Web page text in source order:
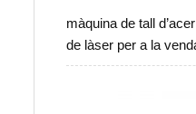
màquina de tall
de làser per a la